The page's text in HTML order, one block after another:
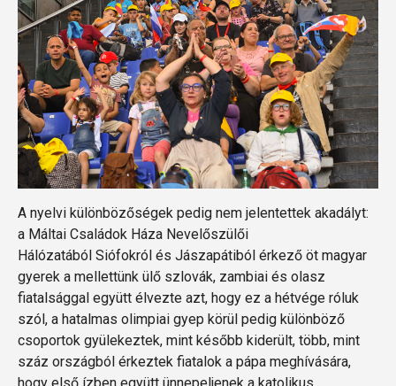
A nyelvi különbözőségek pedig nem jelentettek akadályt:
a Máltai Családok Háza Nevelőszülői
Hálózatából Siófokról és Jászapátiból érkező öt magyar
gyerek a mellettünk ülő szlovák, zambiai és olasz
fiatalsággal együtt élvezte azt, hogy ez a hétvége róluk
szól, a hatalmas olimpiai gyep körül pedig különböző
csoportok gyülekeztek, mint később kiderült, több, mint
száz országból érkeztek fiatalok a pápa meghívására,
hogy első ízben együtt ünnepeljenek a katolikus